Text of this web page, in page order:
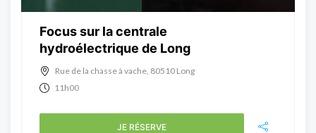
Focus sur la centrale
hydroélectrique de Long
Rue de la chasse à vache, 80510 Long
11h00
JE RÉSERVE